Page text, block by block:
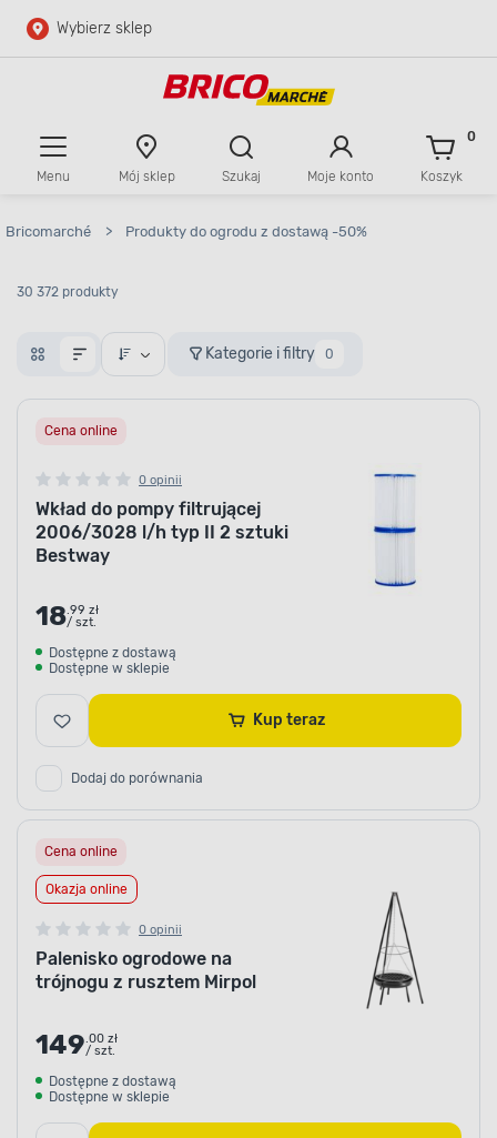
Przejdź do głównej zawartości
Wybierz sklep
Menu Mój sklep Szukaj Moje konto Koszyk
0
Bricomarché > Produkty do ogrodu z dostawą -50%
30 372 produkty
Kategorie i filtry 0
Cena online
0 opinii
Wkład do pompy filtrującej
2006/3028 l/h typ II 2 sztuki
Bestway
18.99 zł
/ szt.
Dostępne z dostawą
Dostępne w sklepie
Kup teraz
Dodaj do porównania
Cena online
Okazja online
0 opinii
Palenisko ogrodowe na
trójnogu z rusztem Mirpol
149.00 zł
/ szt.
Dostępne z dostawą
Dostępne w sklepie